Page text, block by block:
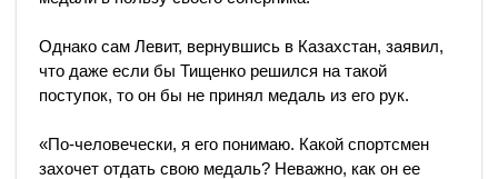
Однако сам Левит, вернувшись в Казахстан, заявил,
что даже если бы Тищенко решился на такой
поступок, то он бы не принял медаль из его рук.
«По-человечески, я его понимаю. Какой спортсмен
захочет отдать свою медаль? Неважно, как он ее